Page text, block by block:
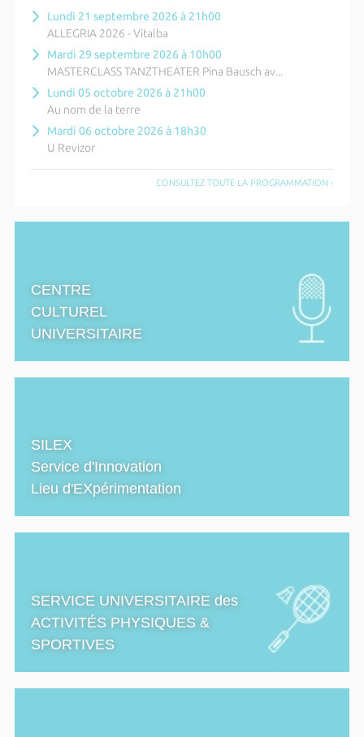
Lundi 21 septembre 2026 à 21h00
ALLEGRIA 2026 - Vitalba
Mardi 29 septembre 2026 à 10h00
MASTERCLASS TANZTHEATER Pina Bausch av...
Lundi 05 octobre 2026 à 21h00
Au nom de la terre
Mardi 06 octobre 2026 à 18h30
U Revizor
CONSULTEZ TOUTE LA PROGRAMMATION ›
CENTRE
CULTUREL
UNIVERSITAIRE
SILEX
Service d'Innovation
Lieu d'EXpérimentation
SERVICE UNIVERSITAIRE des
ACTIVITÉS PHYSIQUES &
SPORTIVES